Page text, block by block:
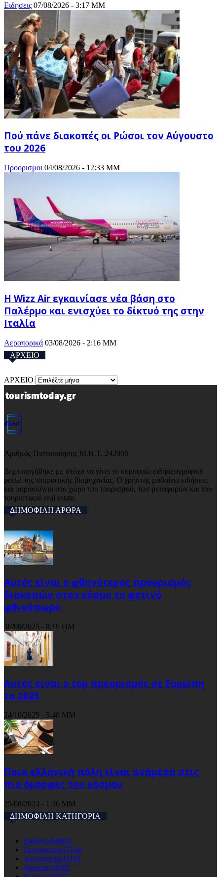
Ειδησεις 07/08/2026 - 3:17 ΜΜ
Πού πάνε διακοπές οι Ρώσοι τον Αύγουστο
του 2026
Προορισμοι 04/08/2026 - 12:33 ΜΜ
Η Wizz Air εγκαινίασε νέα βάση στο
Παλέρμο και ενισχύει το δίκτυό της στην
Ιταλία
Αεροπορικά 03/08/2026 - 2:16 ΜΜ
ΑΡΧΕΙΟ
ΑΡΧΕΙΟ
Αριθμός Πιστοποίησης Μ.Η.Τ. 242908
Δημιουργήθηκε με στόχο να γίνει το κορυφαίο ειδησεογραφικό
portal της τουριστικής βιομηχανίας. Ο χρήστης μαθαίνει ειδήσεις
και παρασκήνια στο χώρο του τουρισμού, των μεταφορών και του
τουριστικού real estate.
ΔΗΜΟΦΙΛΗ ΑΡΘΡΑ
Αυτός είναι ο φθηνότερος προορισμός
διακοπών στον κόσμο το φετινό
φθινόπωρο
30/09/2025 - 8:19 ΠΜ
Αυτός είναι ο top προορισμός σε Ευρώπη
το 2025
24/10/2025 - 5:48 ΜΜ
Ποια ελληνική πόλη είναι ανάμεσα στις
πιο όμορφες του κόσμου
25/08/2024 - 1:36 ΜΜ
ΔΗΜΟΦΙΛΗ ΚΑΤΗΓΟΡΙΑ
Ειδησεις64003
Προορισμοι17610
Αεροπορικά11101
Διαμονη10182